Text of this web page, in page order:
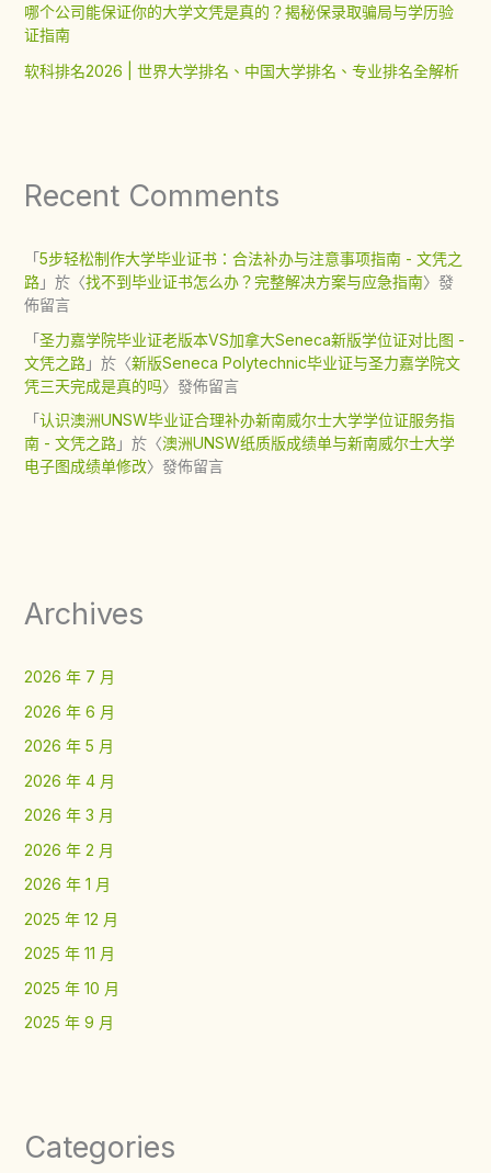
哪个公司能保证你的大学文凭是真的？揭秘保录取骗局与学历验
证指南
软科排名2026 | 世界大学排名、中国大学排名、专业排名全解析
Recent Comments
「5步轻松制作大学毕业证书：合法补办与注意事项指南 - 文凭之
路」於〈找不到毕业证书怎么办？完整解决方案与应急指南〉發
佈留言
「圣力嘉学院毕业证老版本VS加拿大Seneca新版学位证对比图 -
文凭之路」於〈新版Seneca Polytechnic毕业证与圣力嘉学院文
凭三天完成是真的吗〉發佈留言
「认识澳洲UNSW毕业证合理补办新南威尔士大学学位证服务指
南 - 文凭之路」於〈澳洲UNSW纸质版成绩单与新南威尔士大学
电子图成绩单修改〉發佈留言
Archives
2026 年 7 月
2026 年 6 月
2026 年 5 月
2026 年 4 月
2026 年 3 月
2026 年 2 月
2026 年 1 月
2025 年 12 月
2025 年 11 月
2025 年 10 月
2025 年 9 月
Categories